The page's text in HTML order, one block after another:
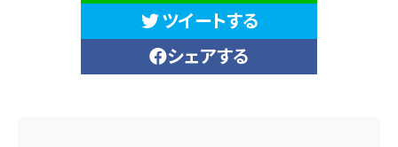
ツイートする
シェアする